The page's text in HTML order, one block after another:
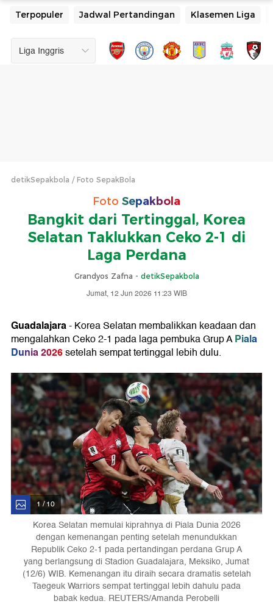
Terpopuler Jadwal Pertandingan Klasemen Liga
detikSepakbola Foto SepakBola
Foto Sepakbola
Bangkit dari Tertinggal, Korea
Selatan Taklukkan Ceko 2-1 di
Laga Perdana
Grandyos Zafna - detikSepakbola
Jumat, 12 Jun 2026 11:23 WIB
Guadalajara- Korea Selatan membalikkan keadaan dan
mengalahkan Ceko 2-1 pada laga pembuka Grup APiala
Dunia 2026setelah sempat tertinggal lebih dulu.
1 / 10
Korea Selatan memulai kiprahnya di Piala Dunia 2026
dengan kemenangan penting setelah menundukkan
Republik Ceko 2-1 pada pertandingan perdana Grup A
yang berlangsung di Stadion Guadalajara, Meksiko, Jumat
(12/6) WIB. Kemenangan itu diraih secara dramatis setelah
Taegeuk Warriors sempat tertinggal lebih dahulu pada
babak kedua. REUTERS/Amanda Perobelli